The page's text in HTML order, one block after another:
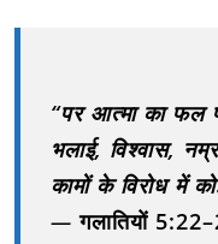
“पर आत्मा का फल
भलाई, विश्वास,
कामों के विरोध में
—गलातियों